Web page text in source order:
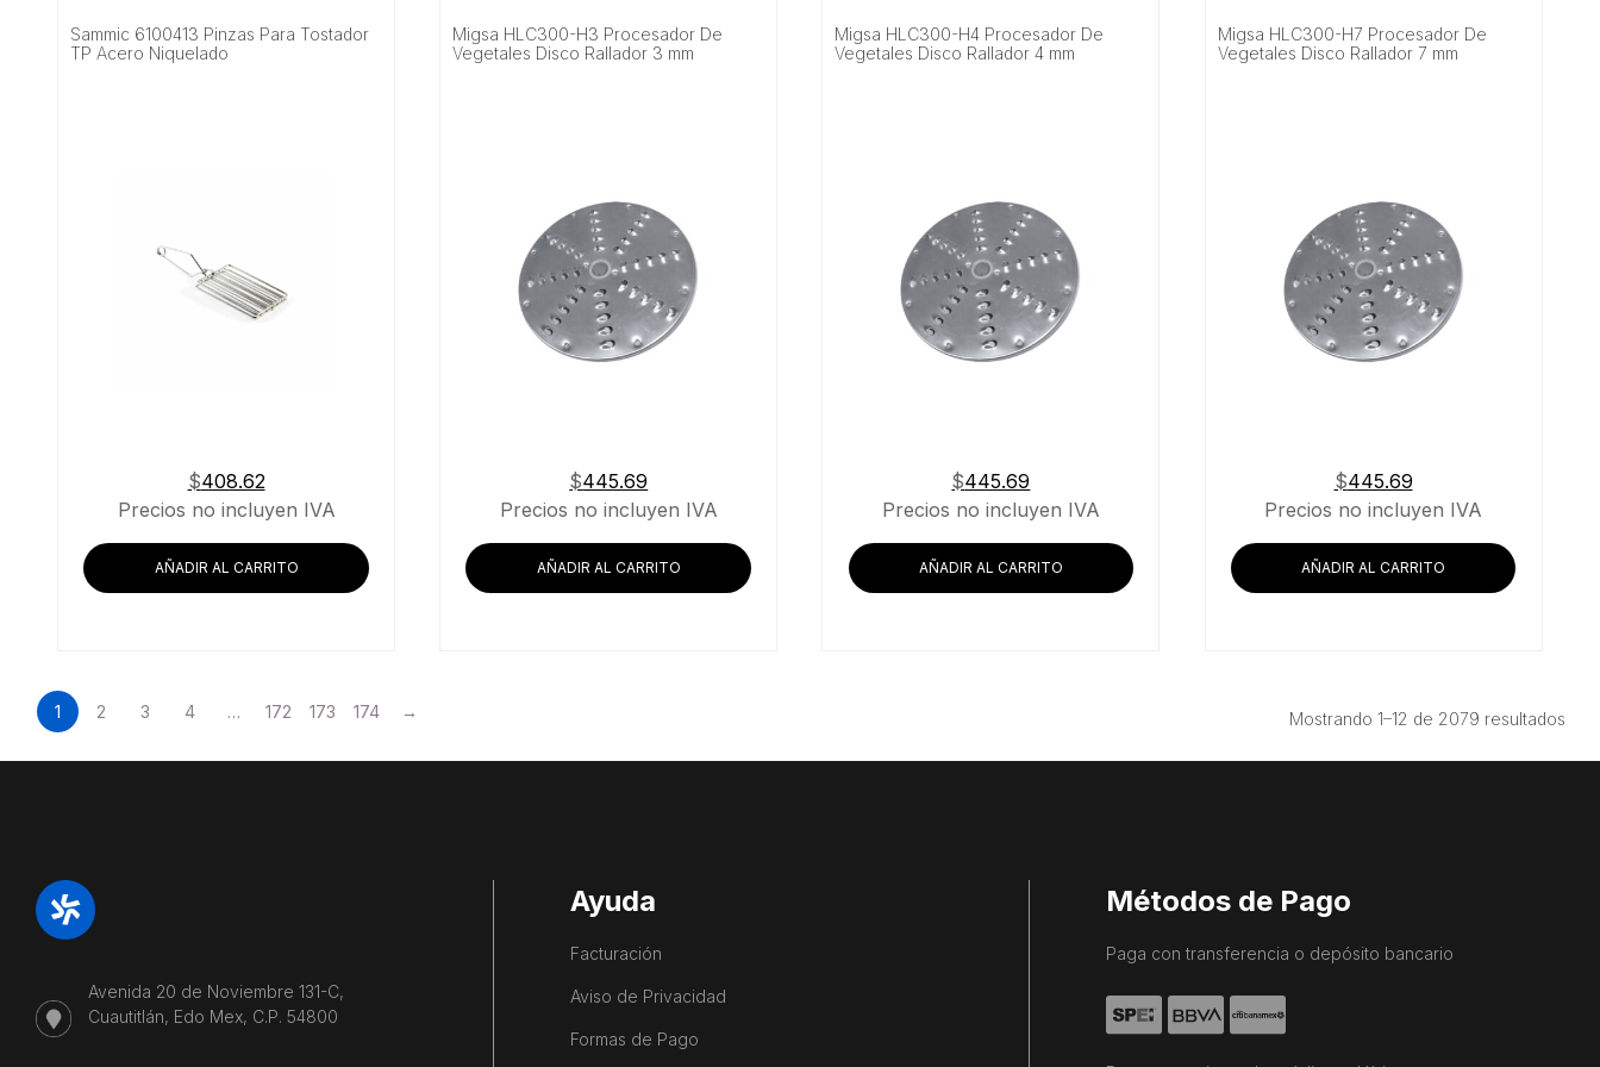
Sammic 6100413 Pinzas Para Tostador
TP Acero Niquelado
$408.62
Precios no incluyen IVA
AÑADIR AL CARRITO
Migsa HLC300-H3 Procesador De
Vegetales Disco Rallador 3 mm
$445.69
Precios no incluyen IVA
AÑADIR AL CARRITO
Migsa HLC300-H4 Procesador De
Vegetales Disco Rallador 4 mm
$445.69
Precios no incluyen IVA
AÑADIR AL CARRITO
Migsa HLC300-H7 Procesador De
Vegetales Disco Rallador 7 mm
$445.69
Precios no incluyen IVA
AÑADIR AL CARRITO
1 2 3 4 … 172 173 174 → Mostrando 1–12 de 2079 resultados
Avenida 20 de Noviembre 131-C,
Cuautitlán, Edo Mex, C.P. 54800
Ayuda
Facturación
Aviso de Privacidad
Formas de Pago
Métodos de Pago
Paga con transferencia o depósito bancario